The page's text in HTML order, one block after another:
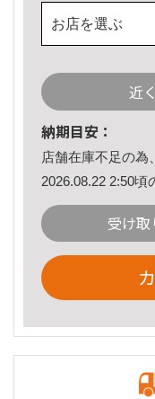
お店を選ぶ
近
納期目安：
店舗在庫不足の為
2026.08.22 2:50頃
受け